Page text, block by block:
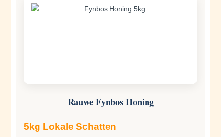
Rauwe Fynbos Honing
5kg Lokale Schatten